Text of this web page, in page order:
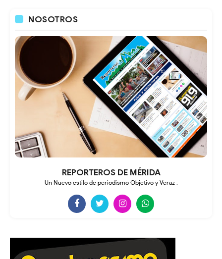
NOSOTROS
REPORTEROS DE MÉRIDA
Un Nuevo estilo de periodismo Objetivo y Veraz .